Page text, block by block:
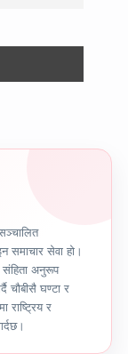
सेवा हो।
संहिता अनुरूप
चौबीसै घण्टा र
राष्ट्रिय र